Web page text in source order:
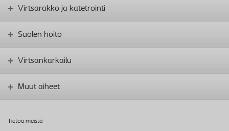
Virtsarakko ja katetrointi
Suolen hoito
Virtsankarkailu
Muut aiheet
Tietoa meistä